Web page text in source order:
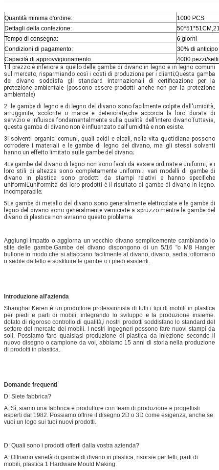
Quantità minima d'ordine:
1000 PCS
Dettagli della confezione:
Tempo di consegna:
6 giorni
Condizioni di pagamento:
30% di anticipo
Capacità di approvvigionamento
4000 pezzi/
1Il prezzo è inferiore a quello delle gambe di divano in legno e in legno comuni
sul mercato, risparmiando così i costi di produzione per i clienti;Questa gamba
del divano soddisfa gli standard internazionali di certificazione per la
protezione ambientale (possono essere prodotti anche non per la protezione
ambientale)
2. le gambe di legno e di legno del divano sono facilmente colpite dall'umidità,
arrugginite, scolorite o marce e deteriorate,che accorcia la loro durata di
servizio e influisce fondamentalmente sulla qualità dell'intero divanoTuttavia,
questa gamba di divano non è influenzato dall'umidità e non esiste.
3I solventi organici comuni, quali acidi e alcali, nella vita quotidiana possono
corrodere i materiali e le gambe di legno del divano, ma gli stessi solventi
hanno un effetto limitato sulle gambe del divano;
4Le gambe del divano di legno non sono facili da essere ordinate e uniformi, e i
loro stili di altezza sono completamente uniformi.i vari modelli di gambe di
divano in plastica sono prodotti da stampi relativi e hanno specifiche
uniformiL'uniformità dei loro prodotti è il risultato di gambe di divano in legno.
incomparabile;
5Le gambe di metallo del divano sono generalmente elettroplate e le gambe di
legno del divano sono generalmente verniciate a spruzzo.mentre le gambe del
divano di plastica non avranno questo problema.
Aggiungi impatto o aggiorna un vecchio divano semplicemente cambiando lo
stile delle gambe.Gambe del divano dispongono di un 5/16 "o M8 Hanger
bullone in modo che si attaccano facilmente al divano, divano, sedia, ottomano
o sedile da letto e sostituire le gambe o i piedi esistenti.
Introduzione all'azienda
Shanghai Keren è un produttore professionista di tutti i tipi di mobili in plastica
per piedi e parti di mobili, integrando lo sviluppo e la produzione insieme.
dotato di rigoroso controllo di qualità,i nostri prodotti soddisfano lo standard del
settore del mercato dei mobili. I nostri ingegneri possono fare nuovi stampi da
soli. Possiamo fare qualsiasi produzione di plastica da iniezione secondo il
nuovo disegno o campione da voi, abbiamo 15 anni di storia nella produzione
di prodotti in plastica.
Domande frequenti
D: Siete fabbrica?
A: Sì, siamo una fabbrica e produttore con team di produzione e progettisti
esperti dal 1982. Possiamo offrire il disegno 2D o 3D come esigenza, anche se
vuoi un logo sui tuoi nuovi prodotti.
D: Quali sono i prodotti offerti dalla vostra azienda?
A: Offriamo varietà di gambe di divano in plastica, risorsie per letti, parti di
mobili, plastica 1 Hardware Mould Making.